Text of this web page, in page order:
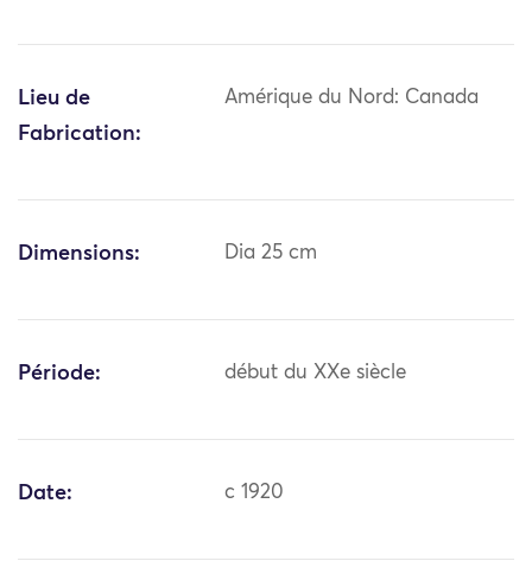
Lieu de
Fabrication:
Amérique du Nord: Canada
Dimensions: Dia 25 cm
Période: début du XXe siècle
Date: c 1920